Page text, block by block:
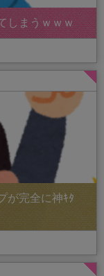
しまうｗｗｗ
が完全に神ｷﾀ